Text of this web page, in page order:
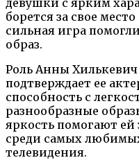
борется за свое
сильная игра
образ.
Роль Анны
подтверждает ее
способность с
разнообразные
яркость помогают ей
среди самых
телевидения.